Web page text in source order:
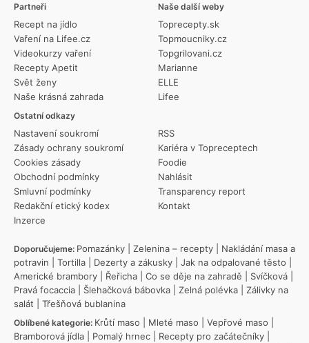
Partneři
Recept na jídlo
Vaření na Lifee.cz
Videokurzy vaření
Recepty Apetit
Svět ženy
Naše krásná zahrada
Ostatní odkazy
Nastavení soukromí
Zásady ochrany soukromí
Cookies zásady
Obchodní podmínky
Smluvní podmínky
Redakční etický kodex
Inzerce
RSS
Kariéra v Topreceptech
Foodie
Nahlásit
Transparency report
Kontakt
Naše další weby
Toprecepty.sk
Topmoucniky.cz
Topgrilovani.cz
Marianne
ELLE
Lifee
Doporučujeme: Pomazánky Zelenina – recepty
Nakládání masa a
potravin
Tortilla Dezerty a zákusky Jak na odpalované těsto
Americké brambory
Řeřicha Co se děje na zahradě Svíčková
Pravá focaccia
Šlehačková bábovka Zelná polévka
Zálivky na
salát
Třešňová bublanina
Oblíbené kategorie: Krůtí maso Mleté maso Vepřové maso
Bramborová jídla
Pomalý hrnec Recepty pro začátečníky